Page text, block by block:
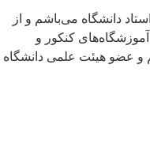
دانشگاه می‌باشم و از
کنکور و
هیئت علمی دانشگاه